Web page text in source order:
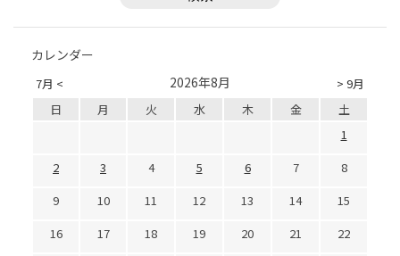
カレンダー
7月 < > 9月
2026年8月
日 月 火 水 木 金
土
1
2
3 4 5 6 7
8
9
10 11 12 13 14
15
16
17 18 19 20 21
22